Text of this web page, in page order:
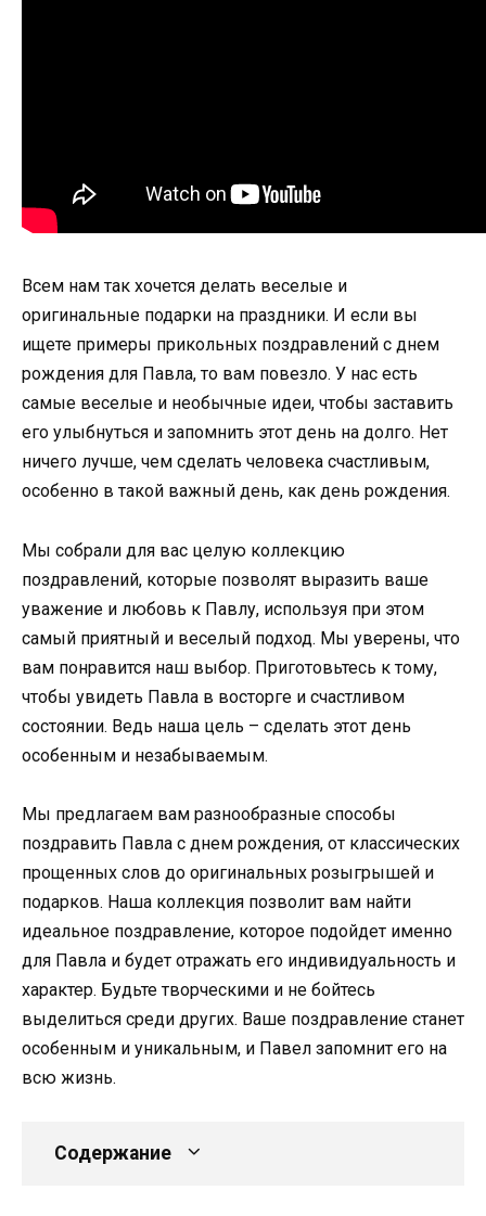
Всем нам так хочется делать веселые и
оригинальные подарки на праздники. И если вы
ищете примеры прикольных поздравлений с днем
рождения для Павла, то вам повезло. У нас есть
самые веселые и необычные идеи, чтобы заставить
его улыбнуться и запомнить этот день на долго. Нет
ничего лучше, чем сделать человека счастливым,
особенно в такой важный день, как день рождения.
Мы собрали для вас целую коллекцию
поздравлений, которые позволят выразить ваше
уважение и любовь к Павлу, используя при этом
самый приятный и веселый подход. Мы уверены, что
вам понравится наш выбор. Приготовьтесь к тому,
чтобы увидеть Павла в восторге и счастливом
состоянии. Ведь наша цель – сделать этот день
особенным и незабываемым.
Мы предлагаем вам разнообразные способы
поздравить Павла с днем рождения, от классических
прощенных слов до оригинальных розыгрышей и
подарков. Наша коллекция позволит вам найти
идеальное поздравление, которое подойдет именно
для Павла и будет отражать его индивидуальность и
характер. Будьте творческими и не бойтесь
выделиться среди других. Ваше поздравление станет
особенным и уникальным, и Павел запомнит его на
всю жизнь.
Содержание